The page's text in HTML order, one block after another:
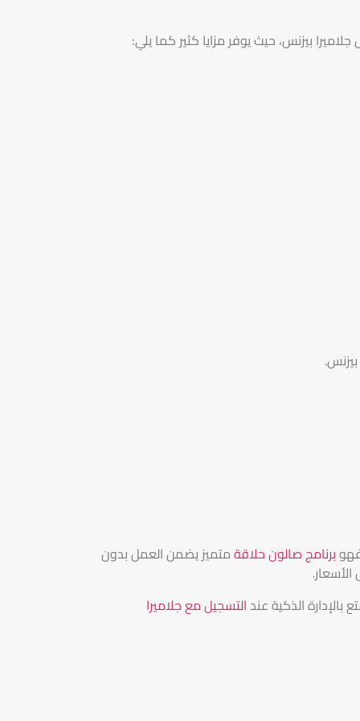
بيزنس، حيث يوفر مزايا كثير كما يلي:
برنامج صالون حلاقةمتميز يضمن العمل بدون
بالإدارة الذكية عندالتسجيل مع جلاميرا